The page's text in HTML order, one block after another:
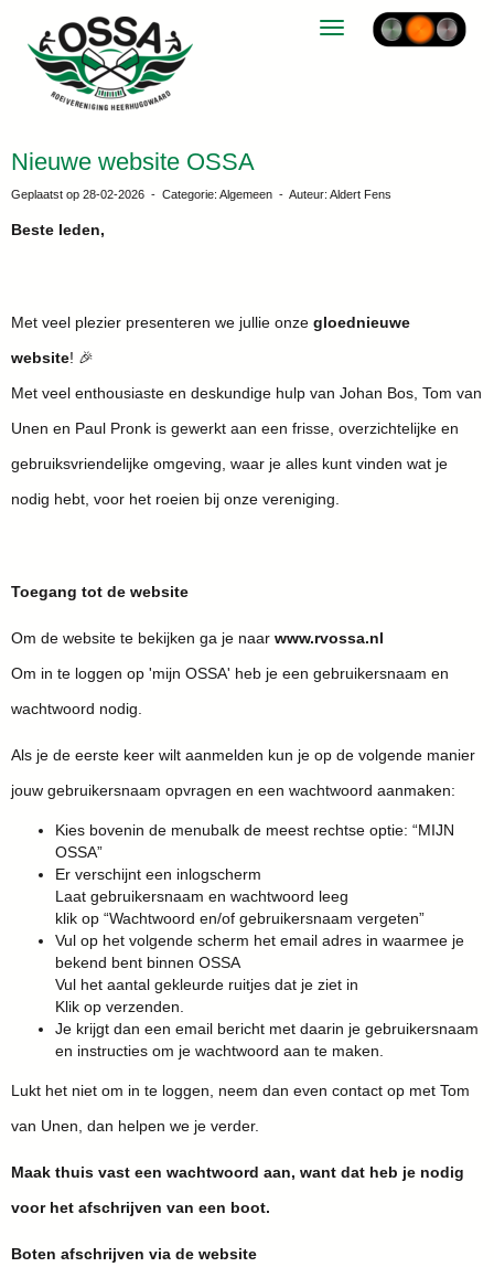
Toggle navigation
Nieuwe website OSSA
Geplaatst op 28-02-2026 - Categorie: Algemeen - Auteur: Aldert Fens
Beste leden,
Met veel plezier presenteren we jullie onze gloednieuwe
website! 🎉
Met veel enthousiaste en deskundige hulp van Johan Bos, Tom van
Unen en Paul Pronk is gewerkt aan een frisse, overzichtelijke en
gebruiksvriendelijke omgeving, waar je alles kunt vinden wat je
nodig hebt, voor het roeien bij onze vereniging.
Toegang tot de website
Om de website te bekijken ga je naar www.rvossa.nl
Om in te loggen op 'mijn OSSA' heb je een gebruikersnaam en
wachtwoord nodig.
Als je de eerste keer wilt aanmelden kun je op de volgende manier
jouw gebruikersnaam opvragen en een wachtwoord aanmaken:
Kies bovenin de menubalk de meest rechtse optie: “MIJN
OSSA”
Er verschijnt een inlogscherm
Laat gebruikersnaam en wachtwoord leeg
klik op “Wachtwoord en/of gebruikersnaam vergeten”
Vul op het volgende scherm het email adres in waarmee je
bekend bent binnen OSSA
Vul het aantal gekleurde ruitjes dat je ziet in
Klik op verzenden.
Je krijgt dan een email bericht met daarin je gebruikersnaam
en instructies om je wachtwoord aan te maken.
Lukt het niet om in te loggen, neem dan even contact op met Tom
van Unen, dan helpen we je verder.
Maak thuis vast een wachtwoord aan, want dat heb je nodig
voor het afschrijven van een boot.
Boten afschrijven via de website